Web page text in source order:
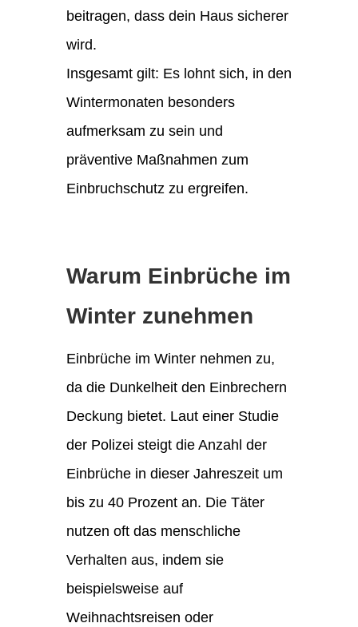
beitragen, dass dein Haus sicherer
wird.
Insgesamt gilt: Es lohnt sich, in den
Wintermonaten besonders
aufmerksam zu sein und
präventive Maßnahmen zum
Einbruchschutz zu ergreifen.
Warum Einbrüche im
Winter zunehmen
Einbrüche im Winter nehmen zu,
da die Dunkelheit den Einbrechern
Deckung bietet. Laut einer Studie
der Polizei steigt die Anzahl der
Einbrüche in dieser Jahreszeit um
bis zu 40 Prozent an. Die Täter
nutzen oft das menschliche
Verhalten aus, indem sie
beispielsweise auf
Weihnachtsreisen oder